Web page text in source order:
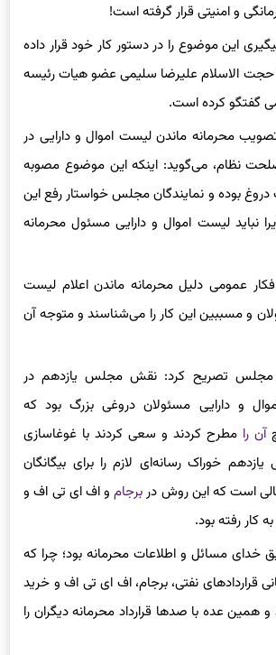
و امنیتی قرار گرفته است!
این موضوع را در دستور کار خود قرار داده
حجت الاسلام علیرضا سلیمی عضو هیات رئیسه
گفتگو کرده است.
محرمانه ماندن لیست اموال و دارایی در
نظام، می‌گوید: اینکه این موضوع مصوبه
بوده و نمایندگان مجلس خواستار رفع این
نباید لیست اموال و دارایی مسئول محرمانه
عمومی دلیل محرمانه ماندن اعلام لیست
و مسببین این کار را می‌شناسند و متوجه آن
تصریح کرد: نقش مجلس یازدهم در
و دارایی مسئولان دروغی بزرگ بود که
آن را مطرح کردند و سعی کردند با غوغاسازی
خوراک رسانه‌ای لازم را برای بیگانگان
است که این روش در برجامو اف ای تی اف و
کار رفته بود.
مسائل و اطلاعات محرمانه بود؛ چرا که
نفتی، برجام، اف ای تی اف و خرید
و همین عده با صدها قرارداد محرمانه دیگران را